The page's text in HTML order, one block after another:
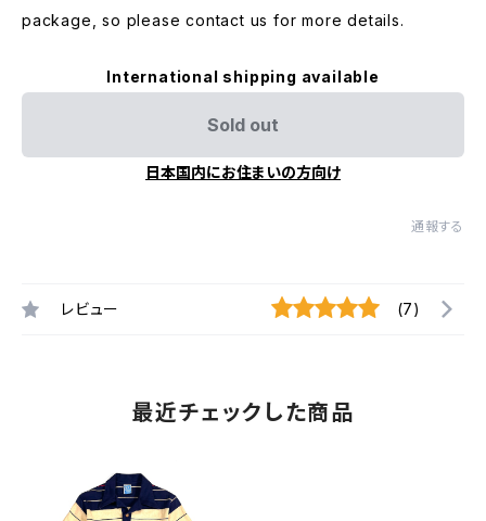
package, so please contact us for more details.
International shipping available
Sold out
日本国内にお住まいの方向け
通報する
レビュー (7)
最近チェックした商品